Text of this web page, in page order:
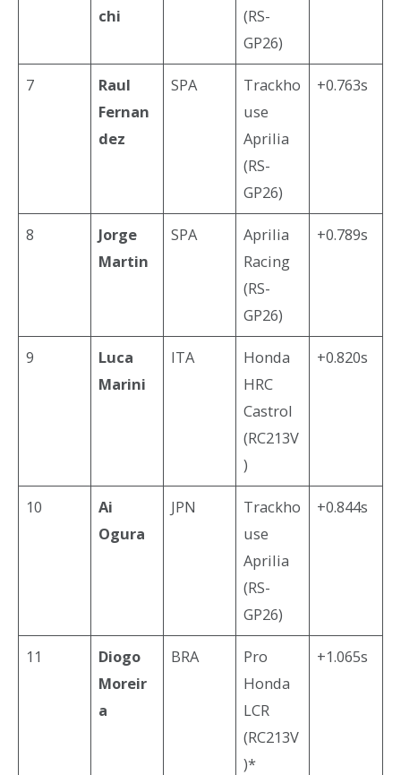
chi
(RS-
GP26)
7
Raul
Fernan
dez
SPA
Trackho
use
Aprilia
(RS-
GP26)
+0.763s
8
Jorge
Martin
SPA
Aprilia
Racing
(RS-
GP26)
+0.789s
9
Luca
Marini
ITA
Honda
HRC
Castrol
(RC213V
)
+0.820s
10
Ai
Ogura
JPN
Trackho
use
Aprilia
(RS-
GP26)
+0.844s
11
Diogo
Moreir
a
BRA
Pro
Honda
LCR
(RC213V
)*
+1.065s